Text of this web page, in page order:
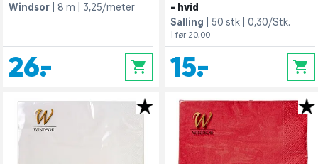
Windsor 8 m 3,25/meter
26,- 0
- hvid
Salling
50 stk 0,30/Stk.
| før 20,00
15,- 0